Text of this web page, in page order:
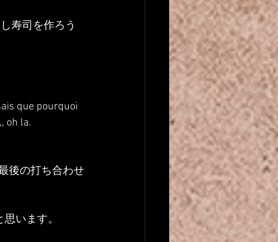
寿司を作ろう
que pourquoi
oh la.
後の打ち合わせ
います。